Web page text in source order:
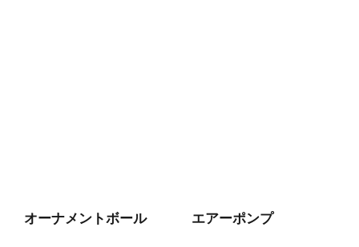
オーナメントボール エアーポンプ